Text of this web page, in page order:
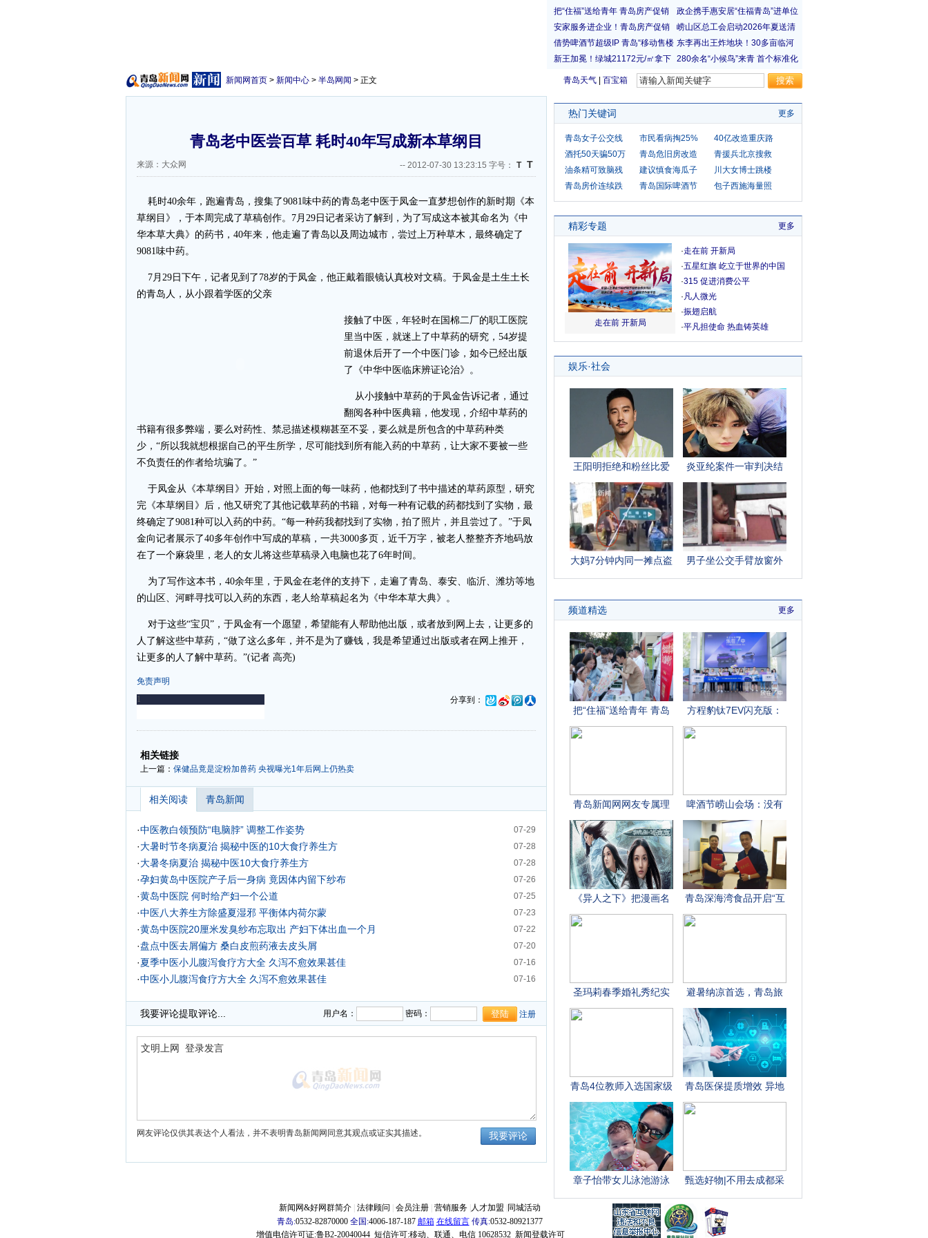
青岛天气 百宝箱
新闻网首页 > 新闻中心 > 半岛网闻 > 正文
青岛老中医尝百草 耗时40年写成新本草纲目
来源：大众网 -- 2012-07-30 13:23:15 字号： T T
耗时40余年，跑遍青岛，搜集了9081味中药的青岛老中医于凤金一直梦想创作的新时期《本
草纲目》，于本周完成了草稿创作。7月29日记者采访了解到，为了写成这本被其命名为《中
华本草大典》的药书，40年来，他走遍了青岛以及周边城市，尝过上万种草木，最终确定了
9081味中药。
7月29日下午，记者见到了78岁的于凤金，他正戴着眼镜认真校对文稿。于凤金是土生土长
的青岛人，从小跟着学医的父亲
接触了中医，年轻时在国棉二厂的职工医院
里当中医，就迷上了中草药的研究，54岁提
前退休后开了一个中医门诊，如今已经出版
了《中华中医临床辨证论治》。
从小接触中草药的于凤金告诉记者，通过
翻阅各种中医典籍，他发现，介绍中草药的
书籍有很多弊端，要么对药性、禁忌描述模糊甚至不妥，要么就是所包含的中草药种类
少，“所以我就想根据自己的平生所学，尽可能找到所有能入药的中草药，让大家不要被一些
不负责任的作者给坑骗了。”
于凤金从《本草纲目》开始，对照上面的每一味药，他都找到了书中描述的草药原型，研究
完《本草纲目》后，他又研究了其他记载草药的书籍，对每一种有记载的药都找到了实物，最
终确定了9081种可以入药的中药。“每一种药我都找到了实物，拍了照片，并且尝过了。”于凤
金向记者展示了40多年创作中写成的草稿，一共3000多页，近千万字，被老人整整齐齐地码放
在了一个麻袋里，老人的女儿将这些草稿录入电脑也花了6年时间。
为了写作这本书，40余年里，于凤金在老伴的支持下，走遍了青岛、泰安、临沂、潍坊等地
的山区、河畔寻找可以入药的东西，老人给草稿起名为《中华本草大典》。
对于这些“宝贝”，于凤金有一个愿望，希望能有人帮助他出版，或者放到网上去，让更多的
人了解这些中草药，“做了这么多年，并不是为了赚钱，我是希望通过出版或者在网上推开，
让更多的人了解中草药。”(记者 高亮)
免责声明
分享到：
-
相关链接
上一篇： 保健品竟是淀粉加兽药 央视曝光1年后网上仍热卖
相关阅读 青岛新闻
07-29
·中医教白领预防“电脑脖” 调整工作姿势
07-28
·大暑时节冬病夏治 揭秘中医的10大食疗养生方
07-28
·大暑冬病夏治 揭秘中医10大食疗养生方
07-26
·孕妇黄岛中医院产子后一身病 竟因体内留下纱布
07-25
·黄岛中医院 何时给产妇一个公道
07-23
·中医八大养生方除盛夏湿邪 平衡体内荷尔蒙
07-22
·黄岛中医院20厘米发臭纱布忘取出 产妇下体出血一个月
07-20
·盘点中医去屑偏方 桑白皮煎药液去皮头屑
07-16
·夏季中医小儿腹泻食疗方大全 久泻不愈效果甚佳
07-16
·中医小儿腹泻食疗方大全 久泻不愈效果甚佳
我要评论提取评论... 用户名： 密码： 注册
网友评论仅供其表达个人看法，并不表明青岛新闻网同意其观点或证实其描述。
热门关键词 更多
青岛女子公交线 市民看病掏25%
40亿改造重庆路
酒托50天骗50万
青岛危旧房改造
青援兵北京搜救
油条精可致脑残
建议慎食海瓜子
川大女博士跳楼
青岛房价连续跌
青岛国际啤酒节 包子西施海量照